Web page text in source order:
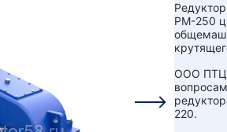
РМ-250
ООО ПТЦ
220.